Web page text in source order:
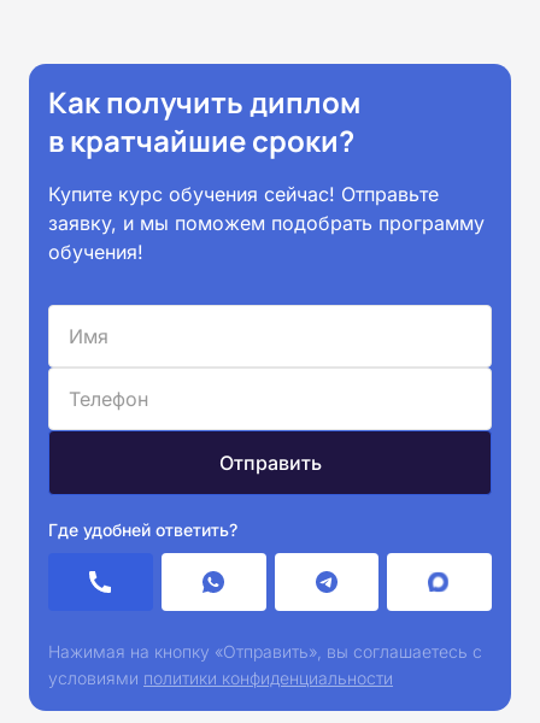
Как получить диплом
в кратчайшие сроки?
Купите курс обучения сейчас! Отправьте
заявку, и мы поможем подобрать программу
обучения!
Где удобней ответить?
Нажимая на кнопку «Отправить», вы соглашаетесь с
условиями политики конфиденциальности